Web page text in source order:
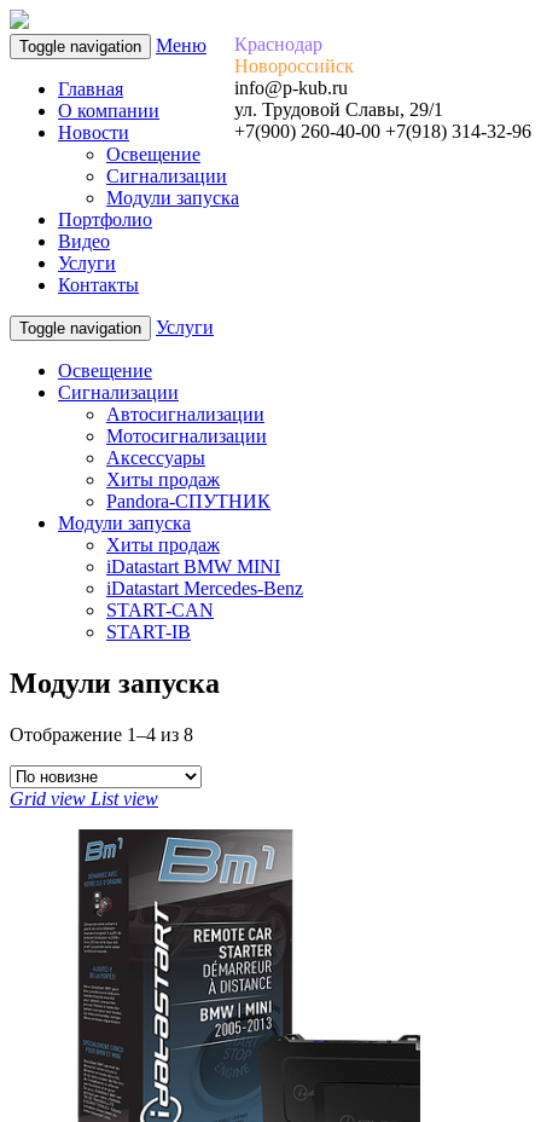
Краснодар
Новороссийск
info@p-kub.ru
ул. Трудовой Славы, 29/1
+7(900) 260-40-00 +7(918) 314-32-96
Toggle navigation Меню
Главная
О компании
Новости
Освещение
Сигнализации
Модули запуска
Портфолио
Видео
Услуги
Контакты
Toggle navigation Услуги
Освещение
Сигнализации
Автосигнализации
Мотосигнализации
Аксессуары
Хиты продаж
Pandora-СПУТНИК
Модули запуска
Хиты продаж
iDatastart BMW MINI
iDatastart Mercedes-Benz
START-CAN
START-IB
Модули запуска
Отображение 1–4 из 8
Grid view List view